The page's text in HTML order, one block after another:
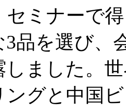
セミナーで
3品を選び、
しました。
ングと中国